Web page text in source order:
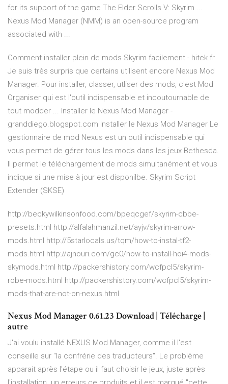
for its support of the game The Elder Scrolls V: Skyrim ...
Nexus Mod Manager (NMM) is an open-source program
associated with ...
Comment installer plein de mods Skyrim facilement - hitek.fr
Je suis très surpris que certains utilisent encore Nexus Mod
Manager. Pour installer, classer, utliser des mods, c'est Mod
Organiser qui est l'outil indispensable et incoutournable de
tout modder ... Installer le Nexus Mod Manager -
granddiego.blogspot.com Installer le Nexus Mod Manager Le
gestionnaire de mod Nexus est un outil indispensable qui
vous permet de gérer tous les mods dans les jeux Bethesda.
Il permet le téléchargement de mods simultanément et vous
indique si une mise à jour est disponilbe. Skyrim Script
Extender (SKSE)
http://beckywilkinsonfood.com/bpeqcgef/skyrim-cbbe-
presets.html http://alfalahmanzil.net/ayjv/skyrim-arrow-
mods.html http://5starlocals.us/tqm/how-to-instal-tf2-
mods.html http://ajnouri.com/gc0/how-to-install-hoi4-mods-
skymods.html http://packershistory.com/wcfpcl5/skyrim-
robe-mods.html http://packershistory.com/wcfpcl5/skyrim-
mods-that-are-not-on-nexus.html
Nexus Mod Manager 0.61.23 Download | Télécharge |
autre
J'ai voulu installé NEXUS Mod Manager, comme il l'est
conseille sur "la confrérie des traducteurs". Le problème
apparait après l'étape ou il faut choisir le jeux, juste après